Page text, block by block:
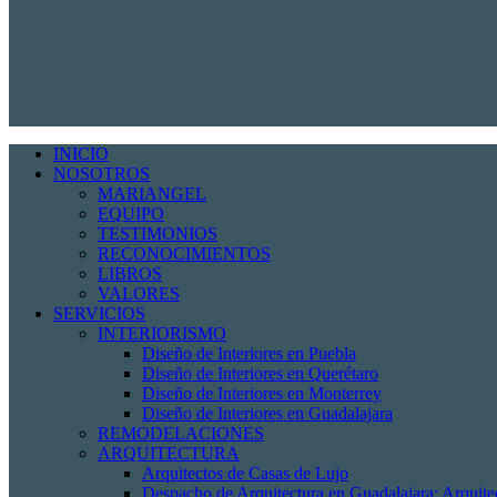
INICIO
NOSOTROS
MARIANGEL
EQUIPO
TESTIMONIOS
RECONOCIMIENTOS
LIBROS
VALORES
SERVICIOS
INTERIORISMO
Diseño de Interiores en Puebla
Diseño de Interiores en Querétaro
Diseño de Interiores en Monterrey
Diseño de Interiores en Guadalajara
REMODELACIONES
ARQUITECTURA
Arquitectos de Casas de Lujo
Despacho de Arquitectura en Guadalajara: